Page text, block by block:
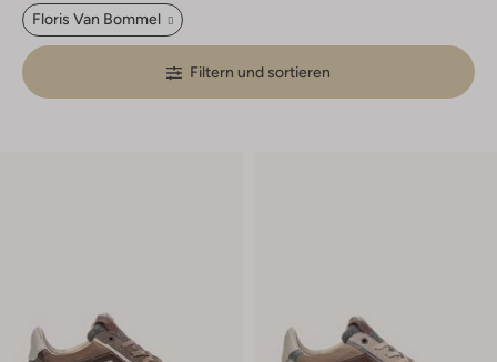
Floris Van Bommel
Filtern und sortieren